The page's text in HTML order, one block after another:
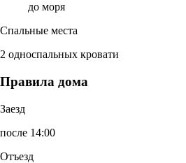
до моря
Спальные места
2 односпальных кровати
Правила дома
Заезд
после 14:00
Отъезд